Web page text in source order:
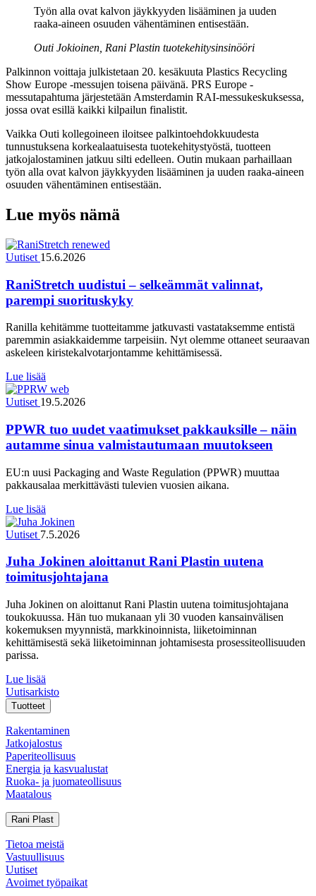
Työn alla ovat kalvon jäykkyyden lisääminen ja uuden
raaka-aineen osuuden vähentäminen entisestään.
Outi Jokioinen, Rani Plastin tuotekehitysinsinööri
Palkinnon voittaja julkistetaan 20. kesäkuuta Plastics Recycling
Show Europe -messujen toisena päivänä. PRS Europe -
messutapahtuma järjestetään Amsterdamin RAI-messukeskuksessa,
jossa ovat esillä kaikki kilpailun finalistit.
Vaikka Outi kollegoineen iloitsee palkintoehdokkuudesta
tunnustuksena korkealaatuisesta tuotekehitystyöstä, tuotteen
jatkojalostaminen jatkuu silti edelleen. Outin mukaan parhaillaan
työn alla ovat kalvon jäykkyyden lisääminen ja uuden raaka-aineen
osuuden vähentäminen entisestään.
Lue myös nämä
Uutiset 15.6.2026
RaniStretch uudistui – selkeämmät valinnat,
parempi suorituskyky
Ranilla kehitämme tuotteitamme jatkuvasti vastataksemme entistä
paremmin asiakkaidemme tarpeisiin. Nyt olemme ottaneet seuraavan
askeleen kiristekalvotarjontamme kehittämisessä.
Lue lisää
Uutiset 19.5.2026
PPWR tuo uudet vaatimukset pakkauksille – näin
autamme sinua valmistautumaan muutokseen
EU:n uusi Packaging and Waste Regulation (PPWR) muuttaa
pakkausalaa merkittävästi tulevien vuosien aikana.
Lue lisää
Uutiset 7.5.2026
Juha Jokinen aloittanut Rani Plastin uutena
toimitusjohtajana
Juha Jokinen on aloittanut Rani Plastin uutena toimitusjohtajana
toukokuussa. Hän tuo mukanaan yli 30 vuoden kansainvälisen
kokemuksen myynnistä, markkinoinnista, liiketoiminnan
kehittämisestä sekä liiketoiminnan johtamisesta prosessiteollisuuden
parissa.
Lue lisää
Uutisarkisto
Tuotteet
Rakentaminen
Jatkojalostus
Paperiteollisuus
Energia ja kasvualustat
Ruoka- ja juomateollisuus
Maatalous
Rani Plast
Tietoa meistä
Vastuullisuus
Uutiset
Avoimet työpaikat